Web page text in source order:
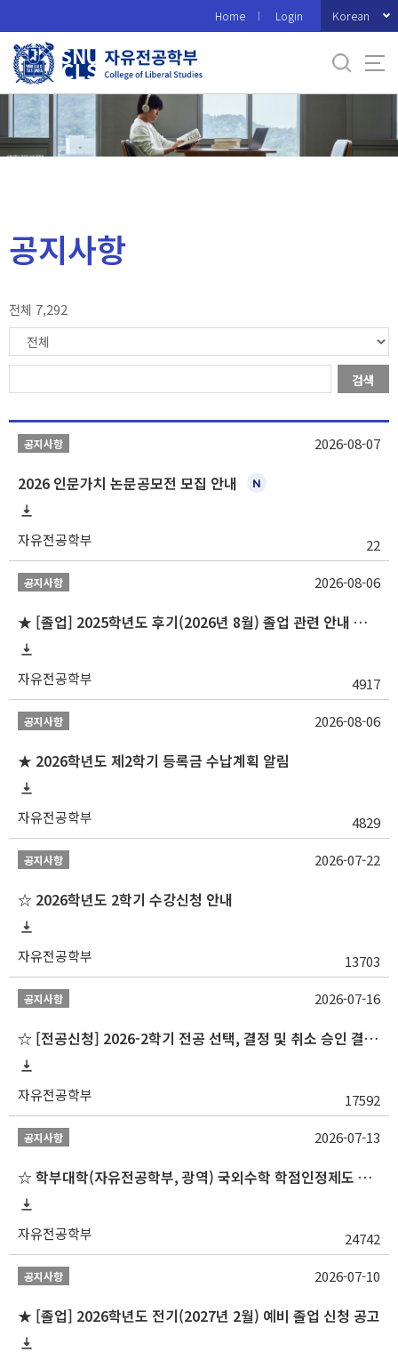
로
메
Home Login Korean
공지사항
전체 7,292
검색
공지사항
2026 인문가치 논문공모전 모집 안내
자유전공학부 22
2026-08-07
공지사항
★ [졸업] 2025학년도 후기(2026년 8월) 졸업 관련 안내 및 확정자 명단 공지
자유전공학부 4917
2026-08-06
공지사항
★ 2026학년도 제2학기 등록금 수납계획 알림
자유전공학부 4829
2026-08-06
공지사항
☆ 2026학년도 2학기 수강신청 안내
자유전공학부 13703
2026-07-22
공지사항
☆ [전공신청] 2026-2학기 전공 선택, 결정 및 취소 승인 결과 알림(심화전공 포함)
자유전공학부 17592
2026-07-16
공지사항
☆ 학부대학(자유전공학부, 광역) 국외수학 학점인정제도 변경 안내(2027-1학기 파견학생부터)
자유전공학부 24742
2026-07-13
공지사항
★ [졸업] 2026학년도 전기(2027년 2월) 예비 졸업 신청 공고
2026-07-10